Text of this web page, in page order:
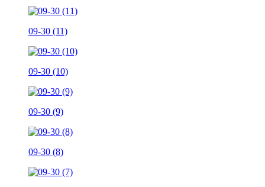
09-30 (11)
09-30 (10)
09-30 (9)
09-30 (8)